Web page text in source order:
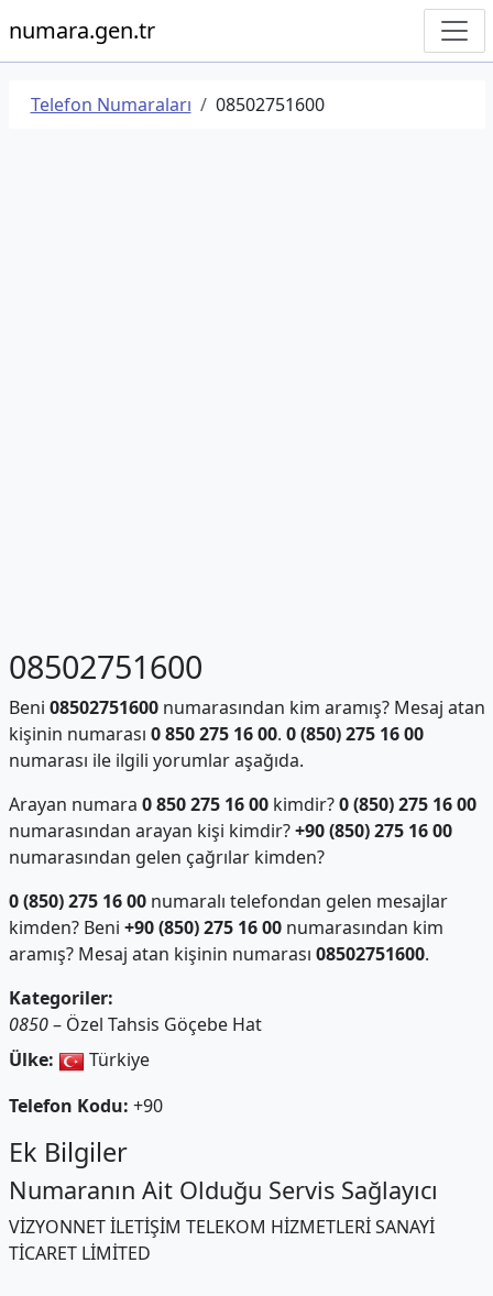
numara.gen.tr
Telefon Numaraları 08502751600
08502751600
Beni 08502751600numarasından kim aramış? Mesaj atan
kişinin numarası 0 850 275 16 00. 0 (850) 275 16 00
numarası ile ilgili yorumlar aşağıda.
Arayan numara 0 850 275 16 00kimdir?0 (850) 275 16 00
numarasından arayan kişi kimdir?+90 (850) 275 16 00
numarasından gelen çağrılar kimden?
0 (850) 275 16 00numaralı telefondan gelen mesajlar
kimden? Beni +90 (850) 275 16 00numarasından kim
aramış? Mesaj atan kişinin numarası 08502751600.
Kategoriler:
0850– Özel Tahsis Göçebe Hat
Ülke:
Türkiye
Telefon Kodu: +90
Ek Bilgiler
Numaranın Ait Olduğu Servis Sağlayıcı
VİZYONNET İLETİŞİM TELEKOM HİZMETLERİ SANAYİ
TİCARET LİMİTED